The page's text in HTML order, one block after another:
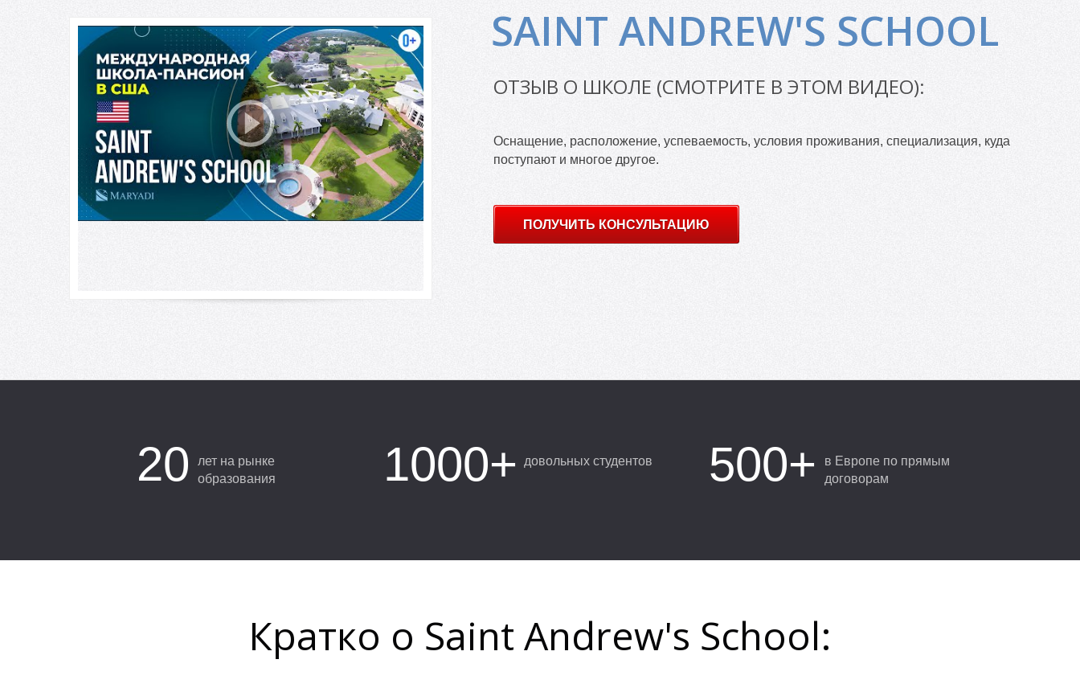
SAINT ANDREW'S SCHOOL
ОТЗЫВ О ШКОЛЕ (СМОТРИТЕ В ЭТОМ ВИДЕО):
Оснащение, расположение, успеваемость, условия проживания, специализация, куда
поступают и многое другое.
ПОЛУЧИТЬ КОНСУЛЬТАЦИЮ
20
лет на рынке
образования
1000+довольных студентов 500+
в Европе по прямым
договорам
Кратко о Saint Andrew's School: